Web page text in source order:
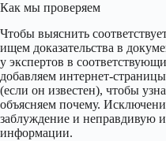
Как мы проверяем
Чтобы выяснить
ищем доказательства в
у экспертов в
добавляем интернет-
(если он известен), чтобы
объясняем почему.
заблуждение и неправдивую
информации.